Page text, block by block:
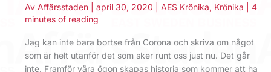
Av Affärsstaden april 30, 2020 AES Krönika, Krönika
4
minutes of reading
Jag kan inte bara bortse från Corona och skriva om något
som är helt utanför det som sker runt oss just nu. Det går
inte. Framför våra ögon skapas historia som kommer att ha